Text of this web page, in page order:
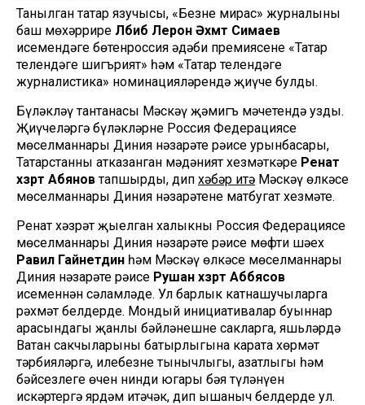
Танылган татар язучысы, «Безнең мирас» журналының
баш мөхәррире Ләбиб Лерон Әхмәт Симаев
исемендәге бөтенроссия әдәби премиясенең «Татар
телендәге шигърият» һәм «Татар телендәге
журналистика» номинацияләрендә җиңүче булды.
Бүләкләү тантанасы Мәскәү җәмигъ мәчетендә узды.
Җиңүчеләргә бүләкләрне Россия Федерациясе
мөселманнары Диния нәзарәте рәисе урынбасары,
Татарстанның атказанган мәдәният хезмәткәре Ренат
хәзрәт Абяновтапшырды, дип хәбәр итә Мәскәү өлкәсе
мөселманнары Диния нәзарәтенең матбугат хезмәте.
Ренат хәзрәт җыелган халыкны Россия Федерациясе
мөселманнары Диния нәзарәте рәисе мөфти шәех
Равил Гайнетдин һәм Мәскәү өлкәсе мөселманнары
Диния нәзарәте рәисе Рушан хәзрәт Аббясов
исеменнән сәламләде. Ул барлык катнашучыларга
рәхмәт белдерде. Мондый инициативалар буыннар
арасындагы җанлы бәйләнешне сакларга, яшьләрдә
Ватан сакчыларының батырлыгына карата хөрмәт
тәрбияләргә, илебезнең тынычлыгы, азатлыгы һәм
бәйсезлеге өчен нинди югары бәя түләнүен
искәртергә ярдәм итәчәк, дип ышаныч белдерде ул.